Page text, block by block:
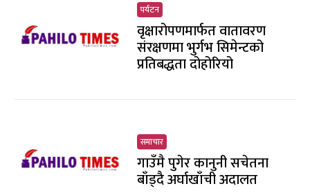
पर्यटन
वृक्षारोपणमार्फत वातावरण
संरक्षणमा भुर्गभ सिमेन्टको
प्रतिबद्धता दोहोरियो
समाचार
गाउँमै पुगेर कानुनी सचेतना
बाँड्दै अर्घाखाँची अदालत